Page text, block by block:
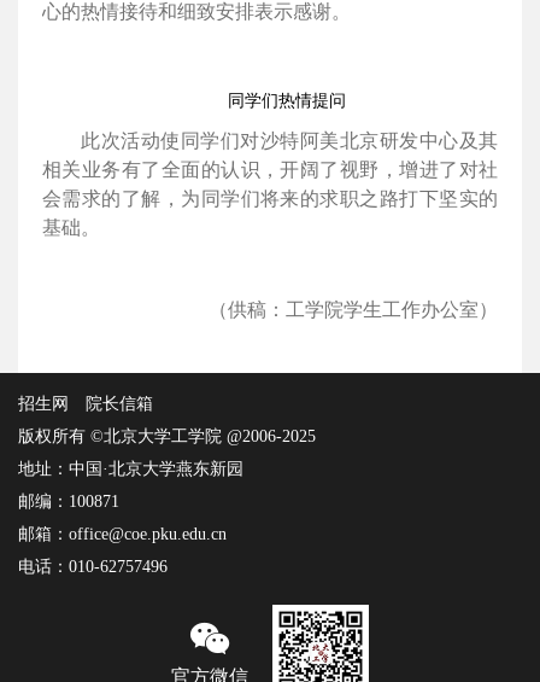
心的热情接待和细致安排表示感谢。
同学们热情提问
此次活动使同学们对沙特阿美北京研发中心及其
相关业务有了全面的认识，开阔了视野，增进了对社
会需求的了解，为同学们将来的求职之路打下坚实的
基础。
（供稿：工学院学生工作办公室）
招生网
院长信箱
版权所有 ©北京大学工学院 @2006-2025
地址：中国·北京大学燕东新园
邮编：100871
邮箱：office@coe.pku.edu.cn
电话：010-62757496
官方微信